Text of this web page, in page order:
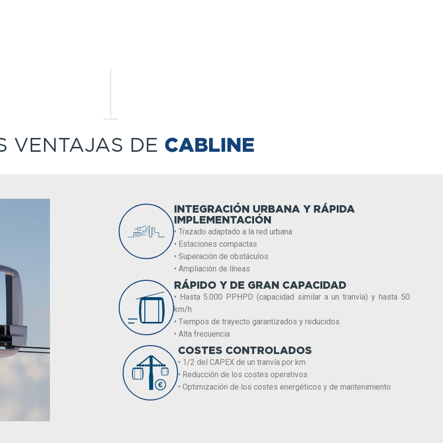
VENTAJAS DE CABLINE
INTEGRACIÓN URBANA Y RÁPIDA
IMPLEMENTACIÓN
• Trazado adaptado a la red urbana
• Estaciones compactas
• Superación de obstáculos
• Ampliación de líneas
RÁPIDO Y DE GRAN CAPACIDAD
• Hasta 5.000 PPHPD (capacidad similar a un tranvía) y hasta 50
km/h
• Tiempos de trayecto garantizados y reducidos
• Alta frecuencia
COSTES CONTROLADOS
• 1/2 del CAPEX de un tranvía por km
• Reducción de los costes operativos
• Optimización de los costes energéticos y de mantenimiento